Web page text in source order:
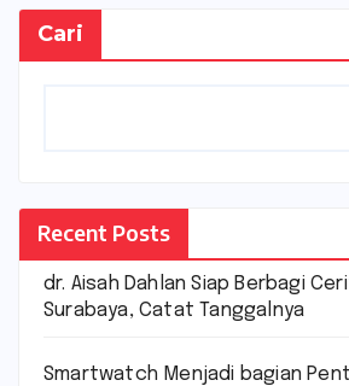
Cari
Recent Posts
dr. Aisah Dahlan Siap Berbagi
Surabaya, Catat Tanggalnya
Smartwatch Menjadi bagian